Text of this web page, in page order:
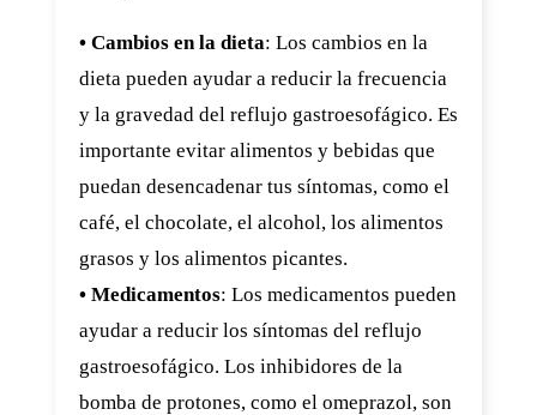
• Cambios en la dieta: Los cambios en la
dieta pueden ayudar a reducir la frecuencia
y la gravedad del reflujo gastroesofágico. Es
importante evitar alimentos y bebidas que
puedan desencadenar tus síntomas, como el
café, el chocolate, el alcohol, los alimentos
grasos y los alimentos picantes.
• Medicamentos: Los medicamentos pueden
ayudar a reducir los síntomas del reflujo
gastroesofágico. Los inhibidores de la
bomba de protones, como el omeprazol, son